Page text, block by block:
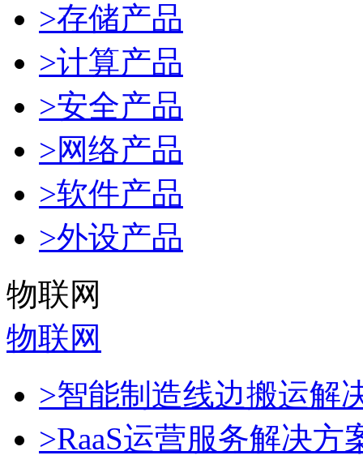
>存储产品
>计算产品
>安全产品
>网络产品
>软件产品
>外设产品
物联网
物联网
>智能制造线边搬运解
>RaaS运营服务解决方